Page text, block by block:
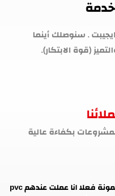
. سنوصلك أينما
(قوة الابتكار).
بكفاءة عالية
شتر ايجيبت شركة ممتازة و مضمونة فعلا انا عملت عندهم pvc